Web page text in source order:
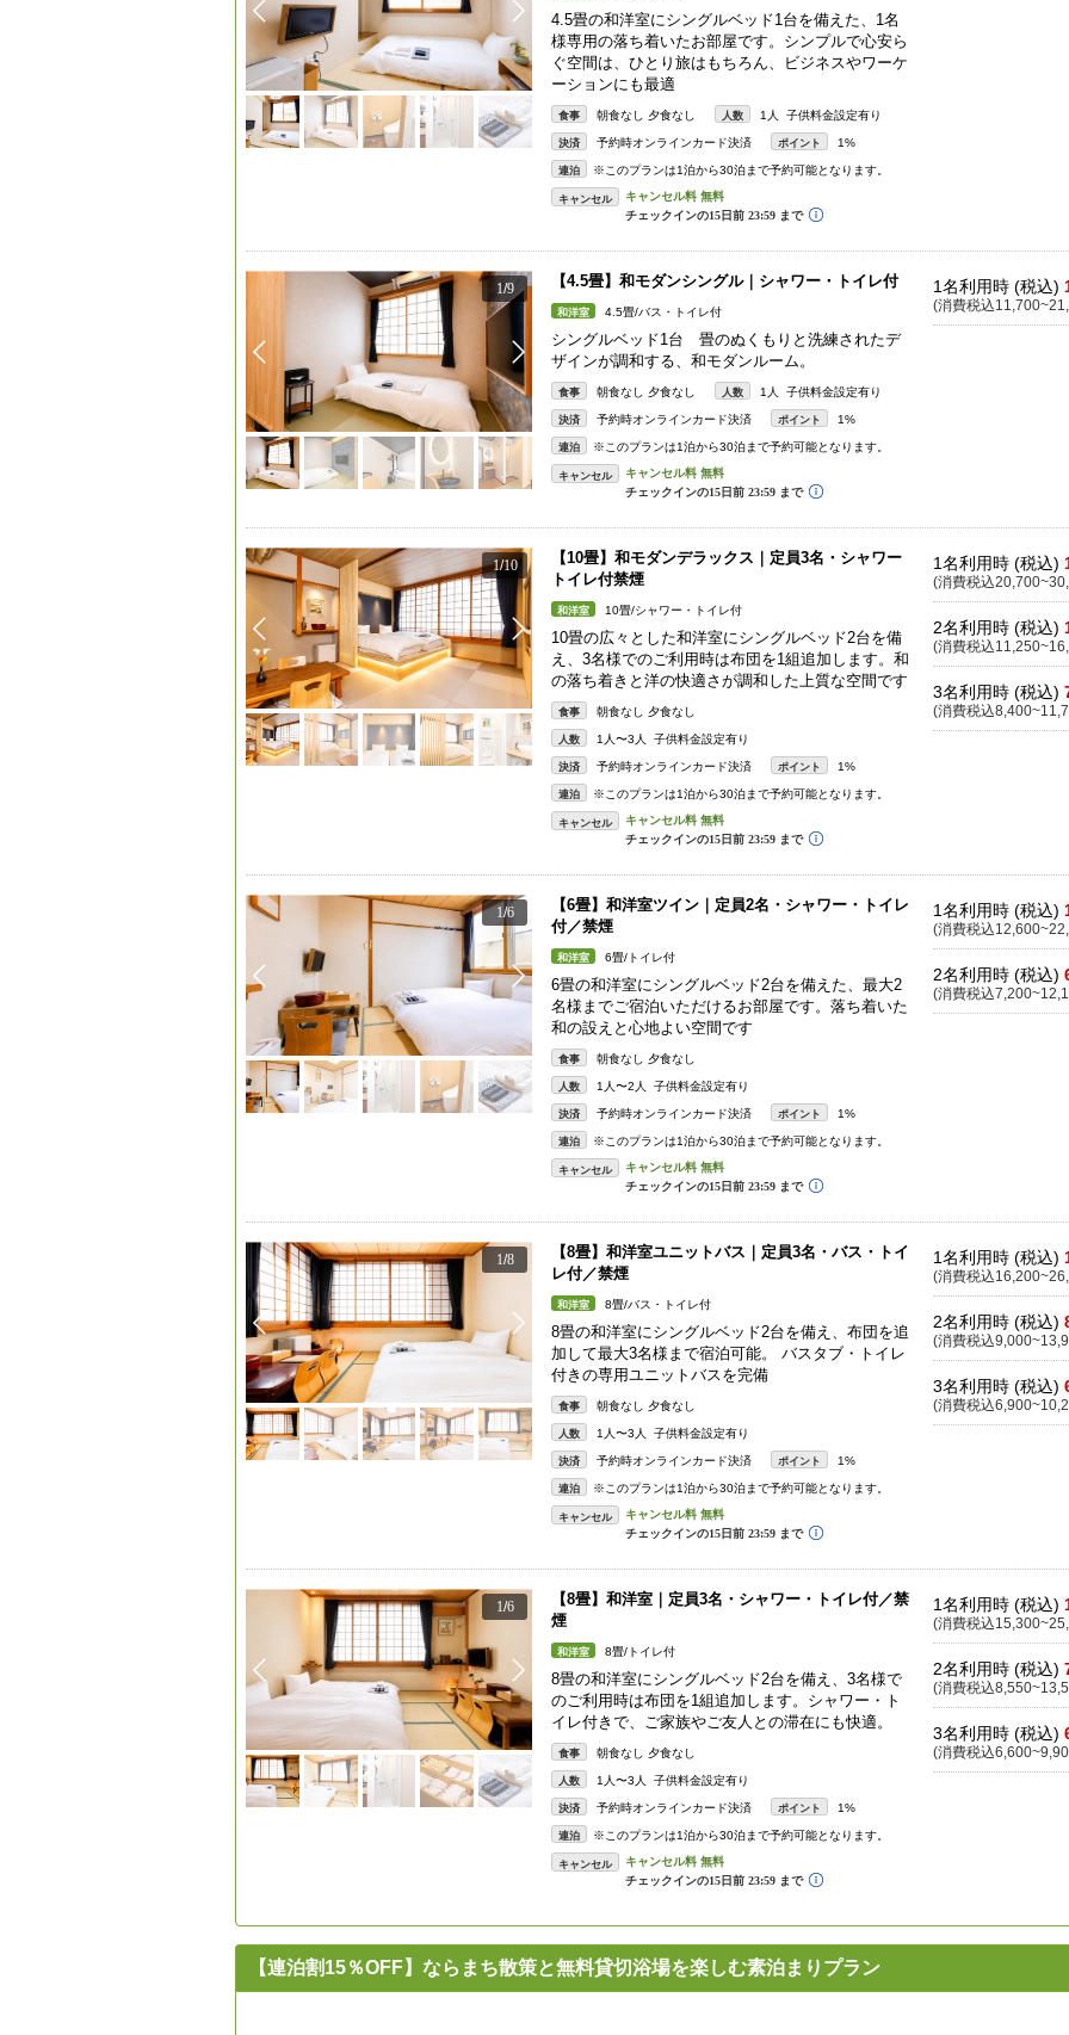
4.5畳の和洋室にシングルベッド1台を備えた、1名
様専用の落ち着いたお部屋です。シンプルで心安ら
ぐ空間は、ひとり旅はもちろん、ビジネスやワーケ
ーションにも最適
食事 朝食なし 夕食なし 人数 1人 子供料金設定有り
決済 予約時オンラインカード決済 ポイント 1%
連泊 ※このプランは1泊から30泊まで予約可能となります。
キャンセル
1/9 【4.5畳】和モダンシングル｜シャワー・トイレ付
和洋室 4.5畳/バス・トイレ付
シングルベッド1台 畳のぬくもりと洗練されたデ
ザインが調和する、和モダンルーム。
食事 朝食なし 夕食なし 人数 1人 子供料金設定有り
決済 予約時オンラインカード決済 ポイント 1%
連泊 ※このプランは1泊から30泊まで予約可能となります。
キャンセル
1名利用時 (税込)
(消費税込
1/10
【10畳】和モダンデラックス｜定員3名・シャワー
トイレ付禁煙
和洋室 10畳/シャワー・トイレ付
10畳の広々とした和洋室にシングルベッド2台を備
え、3名様でのご利用時は布団を1組追加します。和
の落ち着きと洋の快適さが調和した上質な空間です
食事 朝食なし 夕食なし
人数 1人〜3人 子供料金設定有り
決済 予約時オンラインカード決済 ポイント 1%
連泊 ※このプランは1泊から30泊まで予約可能となります。
キャンセル
1名利用時 (税込)
(消費税込
2名利用時 (税込)
(消費税込
3名利用時 (税込)
(消費税込
1/6
【6畳】和洋室ツイン｜定員2名・シャワー・トイレ
付／禁煙
和洋室 6畳/トイレ付
6畳の和洋室にシングルベッド2台を備えた、最大2
名様までご宿泊いただけるお部屋です。落ち着いた
和の設えと心地よい空間です
食事 朝食なし 夕食なし
人数 1人〜2人 子供料金設定有り
決済 予約時オンラインカード決済 ポイント 1%
連泊 ※このプランは1泊から30泊まで予約可能となります。
キャンセル
1名利用時 (税込)
(消費税込
2名利用時 (税込)
(消費税込
1/8
【8畳】和洋室ユニットバス｜定員3名・バス・トイ
レ付／禁煙
和洋室 8畳/バス・トイレ付
8畳の和洋室にシングルベッド2台を備え、布団を追
加して最大3名様まで宿泊可能。 バスタブ・トイレ
付きの専用ユニットバスを完備
食事 朝食なし 夕食なし
人数 1人〜3人 子供料金設定有り
決済 予約時オンラインカード決済 ポイント 1%
連泊 ※このプランは1泊から30泊まで予約可能となります。
キャンセル
1名利用時 (税込)
(消費税込
2名利用時 (税込)
(消費税込
3名利用時 (税込)
(消費税込
1/6
【8畳】和洋室｜定員3名・シャワー・トイレ付／禁
煙
和洋室 8畳/トイレ付
8畳の和洋室にシングルベッド2台を備え、3名様で
のご利用時は布団を1組追加します。シャワー・ト
イレ付きで、ご家族やご友人との滞在にも快適。
食事 朝食なし 夕食なし
人数 1人〜3人 子供料金設定有り
決済 予約時オンラインカード決済 ポイント 1%
連泊 ※このプランは1泊から30泊まで予約可能となります。
キャンセル
1名利用時 (税込)
(消費税込
2名利用時 (税込)
(消費税込
3名利用時 (税込)
(消費税込
【連泊割15％OFF】ならまち散策と無料貸切浴場を楽しむ素泊まりプラン